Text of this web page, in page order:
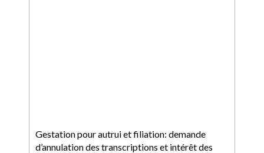
Gestation pour autrui et filiation: demande
d’annulation des transcriptions et intérêt des